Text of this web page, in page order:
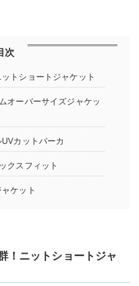
次
トショートジャケット
オーバーサイズジャケッ
カットパーカ
クスフィット
ケット
！ニットショートジャ